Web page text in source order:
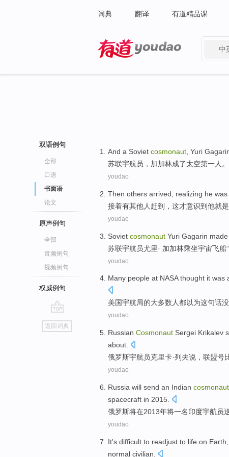
词典 翻译 有道精品课
中
双语例句
全部
口语
书面语
论文
原声例句
全部
音频例句
视频例句
权威例句
go
top
返回词典
And a Soviet cosmonaut Yuri
苏联宇航员 ，加加林成了太空第一人 。
youdao
Then others arrived realizing he was
接着有其他人 赶到 ， 这才意识到他就是
youdao
Soviet cosmonaut Yuri Gagarin
苏联宇航员尤里· 加加林乘坐宇宙飞船
youdao
Many people at NASA thought it was
美国宇航局的大多数人都以为这句话
youdao
Russian Cosmonaut Sergei Krikalev
about.
俄罗斯宇航员克里卡·列夫说 ， 联盟号
youdao
Russia will send an Indian cosmonaut
spacecraft in 2015.
俄罗斯将在2013年将一名印度宇航员
youdao
It's difficult to readjust to life on Earth
normal civilian